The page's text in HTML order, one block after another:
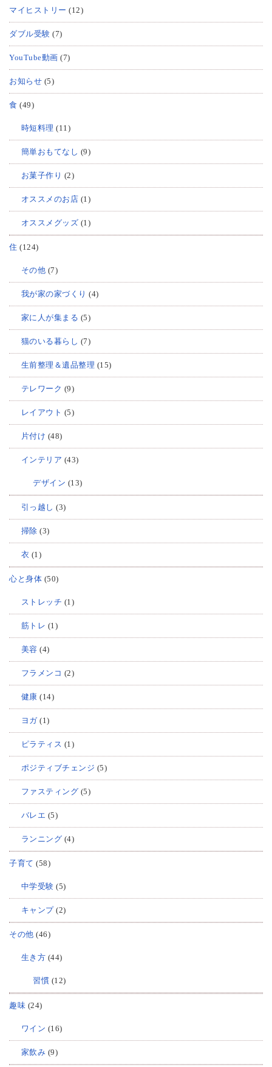
マイヒストリー (12)
ダブル受験 (7)
YouTube動画 (7)
お知らせ (5)
食 (49)
時短料理 (11)
簡単おもてなし (9)
お菓子作り (2)
オススメのお店 (1)
オススメグッズ (1)
住 (124)
その他 (7)
我が家の家づくり (4)
家に人が集まる (5)
猫のいる暮らし (7)
生前整理＆遺品整理 (15)
テレワーク (9)
レイアウト (5)
片付け (48)
インテリア (43)
デザイン (13)
引っ越し (3)
掃除 (3)
衣 (1)
心と身体 (50)
ストレッチ (1)
筋トレ (1)
美容 (4)
フラメンコ (2)
健康 (14)
ヨガ(1)
ピラティス (1)
ポジティブチェンジ (5)
ファスティング (5)
バレエ (5)
ランニング (4)
子育て (58)
中学受験 (5)
キャンプ(2)
その他 (46)
生き方 (44)
習慣 (12)
趣味 (24)
ワイン (16)
家飲み (9)